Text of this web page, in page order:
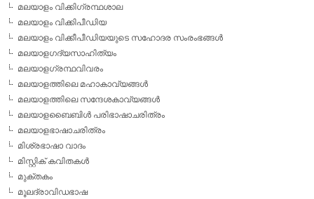
മലയാളം വിക്കിഗ്രന്ഥശാല
മലയാളം വിക്കിപീഡിയ
മലയാളം വിക്കീപീഡിയയുടെ സഹോദര സംരംഭങ്ങള്‍
മലയാളഗദ്യസാഹിത്യം
മലയാളഗ്രന്ഥവിവരം
മലയാളത്തിലെ മഹാകാവ്യങ്ങള്‍
മലയാളത്തിലെ സന്ദേശകാവ്യങ്ങള്‍
മലയാളബൈബിള്‍ പരിഭാഷാചരിത്രം
മലയാളഭാഷാചരിത്രം
മിശ്രഭാഷാ വാദം
മിസ്റ്റിക് കവിതകള്‍
മുക്തകം
മൂലദ്രാവിഡഭാഷ